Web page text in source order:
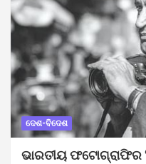
ଦେଶ-ବିଦେଶ
ଭାରତୀୟ ଫଟୋଗ୍ରାଫିର